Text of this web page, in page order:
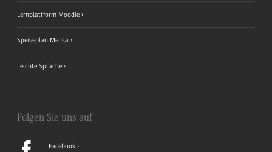
Lernplattform Moodle
Speiseplan Mensa
Leichte Sprache
Folgen Sie uns auf
Facebook